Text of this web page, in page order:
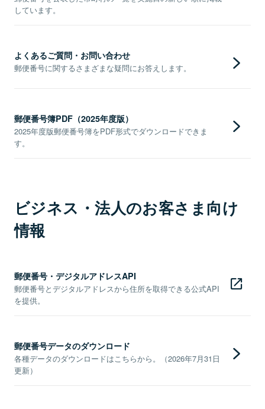
しています。
よくあるご質問・お問い合わせ
郵便番号に関するさまざまな疑問にお答えします。
郵便番号簿PDF（2025年度版）
2025年度版郵便番号簿をPDF形式でダウンロードできま
す。
ビジネス・法人のお客さま向け
情報
郵便番号・デジタルアドレスAPI
郵便番号とデジタルアドレスから住所を取得できる公式API
を提供。
郵便番号データのダウンロード
各種データのダウンロードはこちらから。（2026年7月31日
更新）